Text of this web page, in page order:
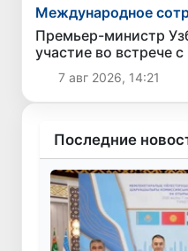
Международное
Премьер-министр
участие во встрече
Кыргызстана в
7 авг 2026, 14:21
Последние